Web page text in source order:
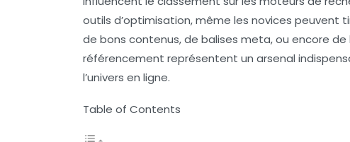
outils d’optimisation, même les novices peuvent
de bons contenus, de balises meta, ou encore de
référencement représentent un arsenal
l’univers en ligne.
Table of Contents